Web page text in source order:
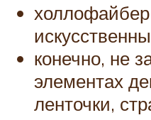
конечно, не
элементах
ленточки,